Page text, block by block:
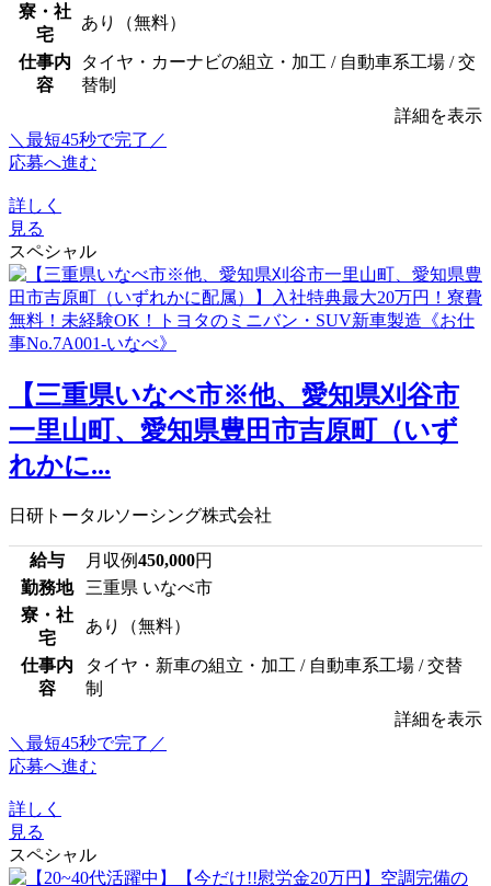
寮・社
宅
あり（無料）
仕事内
容
タイヤ・カーナビの組立・加工 / 自動車系工場 / 交
替制
詳細を表示
＼最短45秒で完了／
応募へ進む
詳しく
見る
スペシャル
【三重県いなべ市※他、愛知県刈谷市
一里山町、愛知県豊田市吉原町（いず
れかに...
日研トータルソーシング株式会社
給与 月収例450,000円
勤務地
三重県 いなべ市
寮・社
宅
あり（無料）
仕事内
容
タイヤ・新車の組立・加工 / 自動車系工場 / 交替
制
詳細を表示
＼最短45秒で完了／
応募へ進む
詳しく
見る
スペシャル